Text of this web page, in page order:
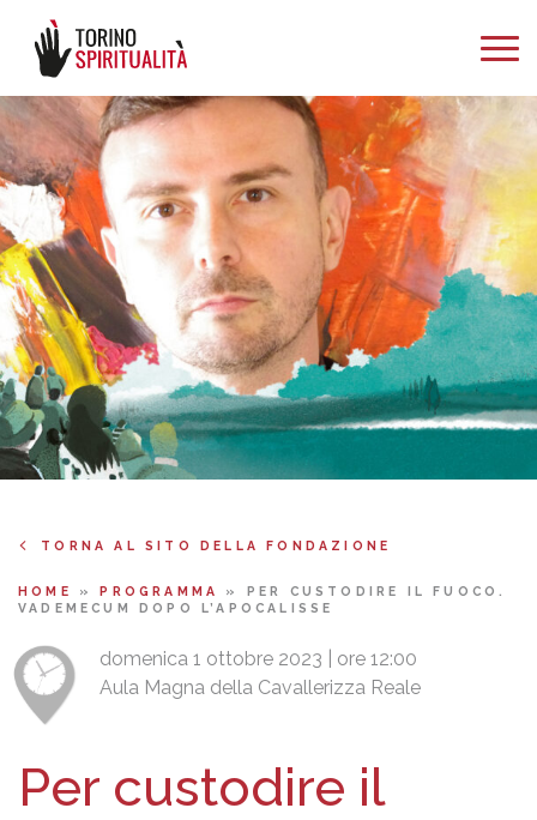
TORNA AL SITO DELLA FONDAZIONE
HOME »PROGRAMMA » PER CUSTODIRE IL FUOCO.
VADEMECUM DOPO L’APOCALISSE
domenica 1 ottobre 2023 | ore 12:00
Aula Magna della Cavallerizza Reale
Per custodire il